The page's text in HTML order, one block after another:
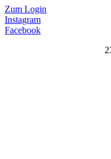
Zum Login
Instagram
Facebook